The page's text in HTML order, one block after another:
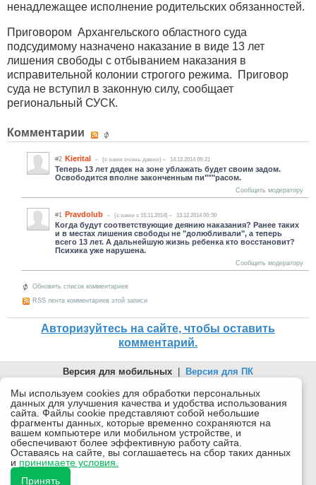
ненадлежащее исполнение родительских обязанностей.
Приговором Архангельского областного суда
подсудимому назначено наказание в виде 13 лет
лишения свободы с отбыванием наказания в
исправительной колонии строгого режима. Приговор
суда не вступил в законную силу, сообщает
региональный СУСК.
Комментарии
#2 Kierital (c нами очень давно) 14.12.2014 09:21
Теперь 13 лет дядек на зоне ублажать будет своим задом.
Освободится вполне законченным пи"""расом.
Сообщить модератору
#1 Pravdolub (c нами с 15.11.2014) 13.12.2014 00:30
Когда будут соответствующие деянию наказания? Ранее таких
и в местах лишения свободы не "долюбливали", а теперь
всего 13 лет. А дальнейшую жизнь ребенка кто восстановит?
Психика уже нарушена.
Сообщить модератору
Обновить список комментариев
RSS лента комментариев этой записи
Авторизуйтесь на сайте, чтобы оставить
комментарий.
Версия для мобильных
Версия для ПК
© 2026 Беломорканал Северодвинск tv29.ru
Joomla!is Free Software released under the GNU General Public
License.
Mobile version byMobile Joomla!
Desktop Version
СИ "Информационное агентство "Беломорканал" регистрационный номер ЭЛ № ФС77-77001 от
массовых коммуникаций (Роскомнадзор). Учредитель: ООО "ТВ29". Главный редактор: Рудалев А.Г.
Мы используем cookies для обработки персональных
данных для улучшения качества и удобства использования
сайта. Файлы cookie представляют собой небольшие
фрагменты данных, которые временно сохраняются на
вашем компьютере или мобильном устройстве, и
обеспечивают более эффективную работу сайта.
Оставаясь на сайте, вы соглашаетесь на сбор таких данных
и принимаете условия.
Принять